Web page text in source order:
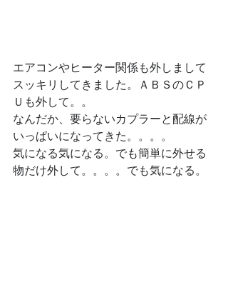
エアコンやヒーター関係も外しまして
スッキリしてきました。ＡＢＳのＣＰ
Ｕも外して。。
なんだか、要らないカプラーと配線が
いっぱいになってきた。。。。
気になる気になる。でも簡単に外せる
物だけ外して。。。。でも気になる。